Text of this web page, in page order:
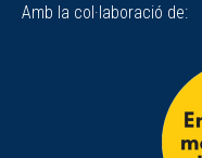
Amb la col·laboració de: